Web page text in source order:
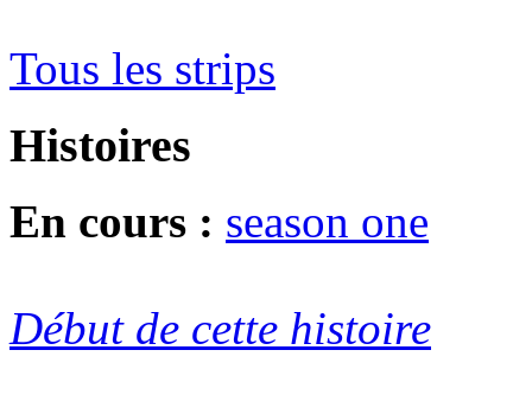
Tous les strips
Histoires
En cours : season one
Début de cette histoire